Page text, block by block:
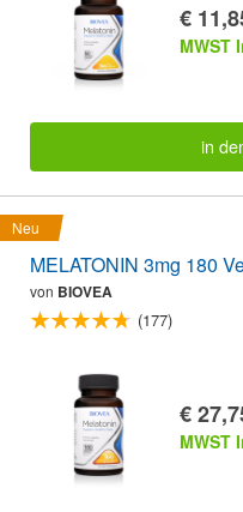
€
MWST
in
Neu
MELATONIN 3mg 180
von BIOVEA
(177)
€
MWST